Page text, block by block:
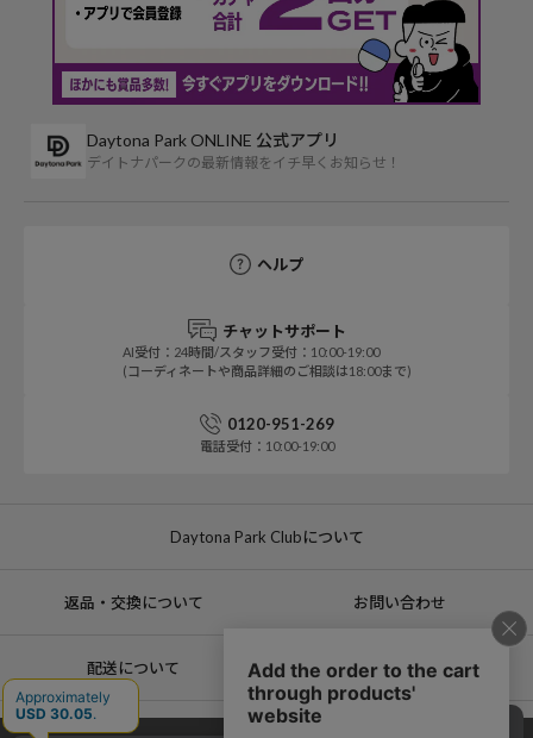
Daytona Park ONLINE 公式アプリ
デイトナパークの最新情報をイチ早くお知らせ！
ヘルプ
チャットサポート
AI受付：24時間/スタッフ受付：10:00-19:00
(コーディネートや商品詳細のご相談は18:00まで)
0120-951-269
電話受付：10:00-19:00
Daytona Park Clubについて
返品・交換について お問い合わせ
配送について 店舗一覧